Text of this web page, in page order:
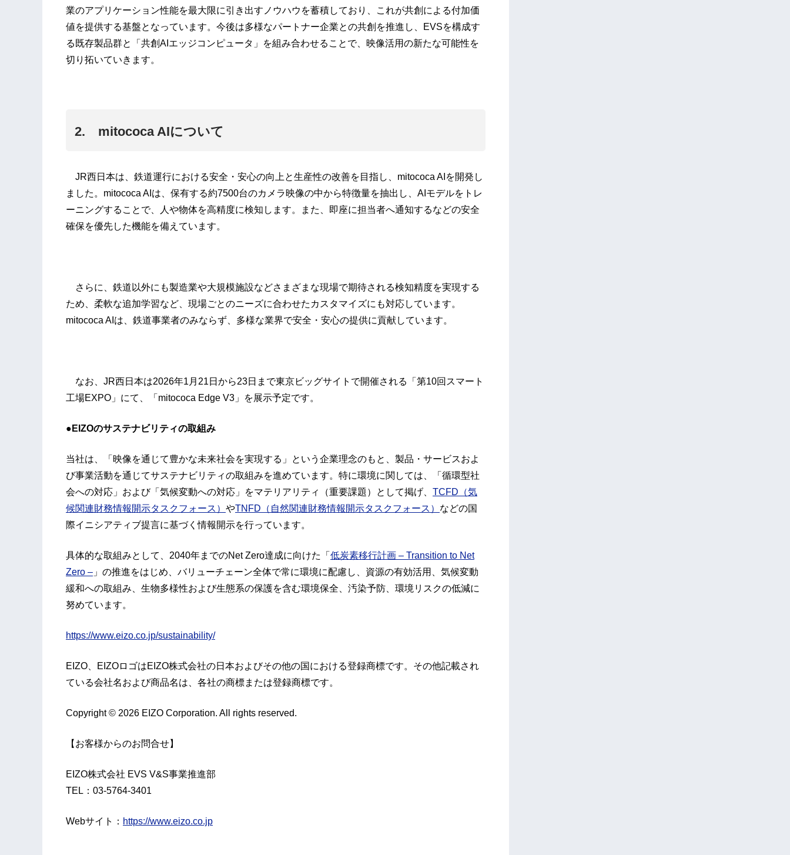
業のアプリケーション性能を最大限に引き出すノウハウを蓄積しており、これが共創による付加価
値を提供する基盤となっています。今後は多様なパートナー企業との共創を推進し、EVSを構成す
る既存製品群と「共創AIエッジコンピュータ」を組み合わせることで、映像活用の新たな可能性を
切り拓いていきます。
2. mitococa AIについて
JR西日本は、鉄道運行における安全・安心の向上と生産性の改善を目指し、mitococa AIを開発し
ました。mitococa AIは、保有する約7500台のカメラ映像の中から特徴量を抽出し、AIモデルをトレ
ーニングすることで、人や物体を高精度に検知します。また、即座に担当者へ通知するなどの安全
確保を優先した機能を備えています。
さらに、鉄道以外にも製造業や大規模施設などさまざまな現場で期待される検知精度を実現する
ため、柔軟な追加学習など、現場ごとのニーズに合わせたカスタマイズにも対応しています。
mitococa AIは、鉄道事業者のみならず、多様な業界で安全・安心の提供に貢献しています。
なお、JR西日本は2026年1月21日から23日まで東京ビッグサイトで開催される「第10回スマート
工場EXPO」にて、「mitococa Edge V3」を展示予定です。
●EIZOのサステナビリティの取組み
当社は、「映像を通じて豊かな未来社会を実現する」という企業理念のもと、製品・サービスおよ
び事業活動を通じてサステナビリティの取組みを進めています。特に環境に関しては、「循環型社
会への対応」および「気候変動への対応」をマテリアリティ（重要課題）として掲げ、 TCFD（気
候関連財務情報開示タスクフォース） やTNFD（自然関連財務情報開示タスクフォース） などの国
際イニシアティブ提言に基づく情報開示を行っています。
具体的な取組みとして、2040年までのNet Zero達成に向けた「 低炭素移行計画 – Transition to Net
Zero – 」の推進をはじめ、バリューチェーン全体で常に環境に配慮し、資源の有効活用、気候変動
緩和への取組み、生物多様性および生態系の保護を含む環境保全、汚染予防、環境リスクの低減に
努めています。
https://www.eizo.co.jp/sustainability/
EIZO、EIZOロゴはEIZO株式会社の日本およびその他の国における登録商標です。その他記載され
ている会社名および商品名は、各社の商標または登録商標です。
Copyright © 2026 EIZO Corporation. All rights reserved.
【お客様からのお問合せ】
EIZO株式会社 EVS V&S事業推進部
TEL：03-5764-3401
Webサイト： https://www.eizo.co.jp